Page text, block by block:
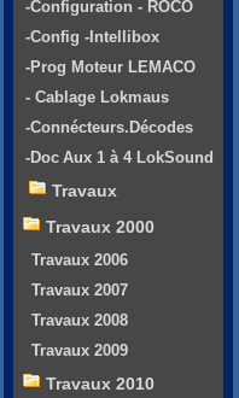
-Configuration - ROCO
-Config -Intellibox
-Prog Moteur LEMACO
- Cablage Lokmaus
-Connécteurs.Décodes
-Doc Aux 1 à 4 LokSound
Travaux
Travaux 2000
Travaux 2006
Travaux 2007
Travaux 2008
Travaux 2009
Travaux 2010